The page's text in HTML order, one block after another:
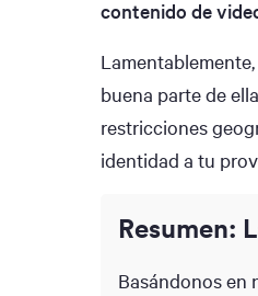
contenido de
buena parte de
restricciones
identidad a tu
Resumen:
Basándonos en